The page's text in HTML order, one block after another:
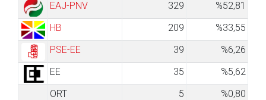
EAJ-PNV
329
%52,81
HB
209
%33,55
PSE-EE
39
%6,26
EE
35
%5,62
ORT
5
%0,80